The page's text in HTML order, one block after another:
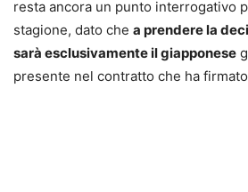
resta ancora un punto interrogativo
stagione, dato che a prendere la
sarà esclusivamente il giapponese
presente nel contratto che ha